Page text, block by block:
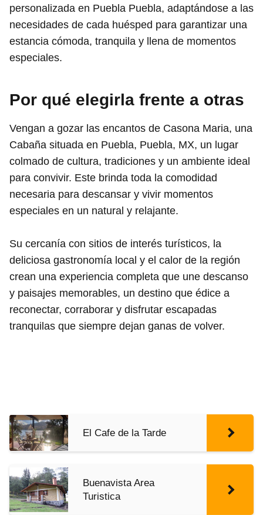
personalizada en Puebla Puebla, adaptándose a las
necesidades de cada huésped para garantizar una
estancia cómoda, tranquila y llena de momentos
especiales.
Por qué elegirla frente a otras
Vengan a gozar las encantos de Casona Maria, una
Cabaña situada en Puebla, Puebla, MX, un lugar
colmado de cultura, tradiciones y un ambiente ideal
para convivir. Este brinda toda la comodidad
necesaria para descansar y vivir momentos
especiales en un natural y relajante.
Su cercanía con sitios de interés turísticos, la
deliciosa gastronomía local y el calor de la región
crean una experiencia completa que une descanso
y paisajes memorables, un destino que édice a
reconectar, corraborar y disfrutar escapadas
tranquilas que siempre dejan ganas de volver.
El Cafe de la Tarde
Buenavista Area
Turistica